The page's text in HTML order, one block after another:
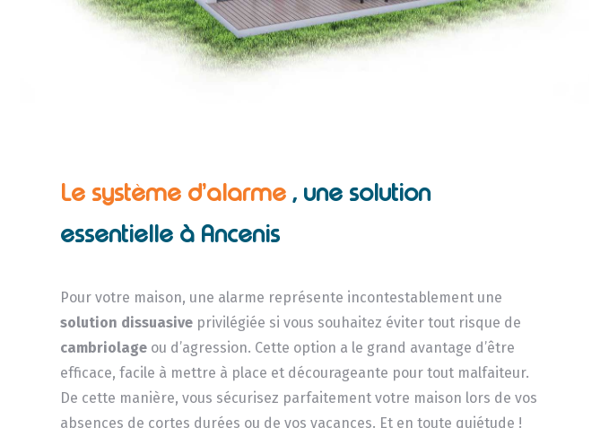
Le système d’alarme, une solution
essentielle à Ancenis
Pour votre maison, une alarme représente incontestablement une
solution dissuasive privilégiée si vous souhaitez éviter tout risque de
cambriolage ou d’agression. Cette option a le grand avantage d’être
efficace, facile à mettre à place et décourageante pour tout malfaiteur.
De cette manière, vous sécurisez parfaitement votre maison lors de vos
absences de cortes durées ou de vos vacances. Et en toute quiétude !